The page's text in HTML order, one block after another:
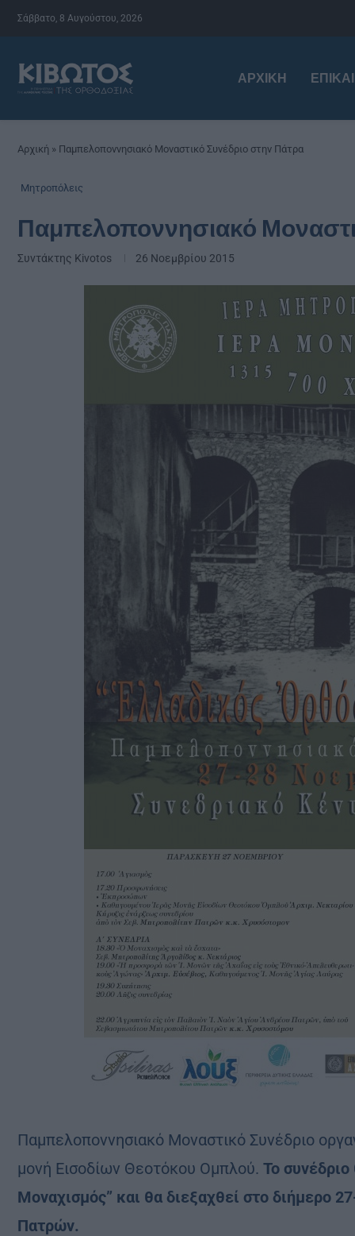
Σάββατο, 8 Αυγούστου, 2026
ΑΡΧΙΚΉ
Αρχική » Παμπελοποννησιακό Μοναστικό Συνέδριο στην Πάτρα
Μητροπόλεις
Παμπελοποννησιακό
Συντάκτης Kivotos 26 Νοεμβρίου 2015
Παμπελοποννησιακό Μοναστικό Συνέδριο
μονή Εισοδίων Θεοτόκου Ομπλού. Το
Μοναχισμός” και θα διεξαχθεί στο διήμερο
Πατρών.